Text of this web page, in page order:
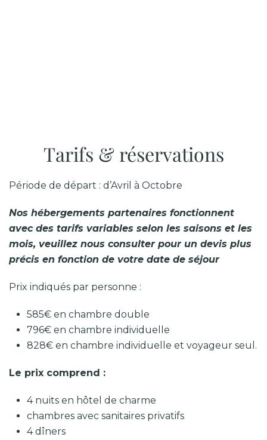
Tarifs & réservations
Période de départ : d’Avril à Octobre
Nos hébergements partenaires fonctionnent
avec des tarifs variables selon les saisons et les
mois, veuillez nous consulter pour un devis plus
précis en fonction de votre date de séjour
Prix indiqués par personne :
585€ en chambre double
796€ en chambre individuelle
828€ en chambre individuelle et voyageur seul.
Le prix comprend :
4 nuits en hôtel de charme
chambres avec sanitaires privatifs
4 dîners